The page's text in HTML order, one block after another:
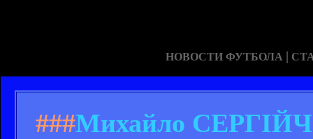
НОВОСТИ ФУТБОЛА |
###Михайло